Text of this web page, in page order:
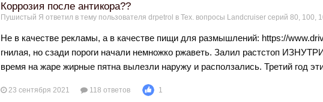
Коррозия после антикора??
Пушистый Я ответил в тему пользователя drpetrol в Тех. вопросы Landcruiser серий 80, 100,
Не в качестве рекламы, а в качестве пищи для размышлений: https://
гнилая, но сзади пороги начали немножко ржаветь. Залил растстоп
время на жаре жирные пятна вылезли наружу и расползались. Третий год
23 сентября 2021 118 ответов 1